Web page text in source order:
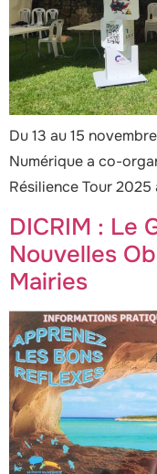
Du 13 au 15
Numérique a co-
Résilience Tour 2025
DICRIM : Le
Nouvelles
Mairies